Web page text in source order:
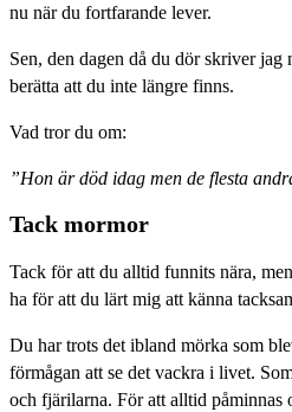
nu när du fortfarande lever.
Sen, den dagen då du dör skriver jag
berätta att du inte längre finns.
Vad tror du om:
”Hon är död idag men de flesta
Tack mormor
Tack för att du alltid funnits nära,
ha för att du lärt mig att känna
Du har trots det ibland mörka som
förmågan att se det vackra i livet.
och fjärilarna. För att alltid påminnas